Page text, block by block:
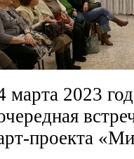
марта 2023
проекта